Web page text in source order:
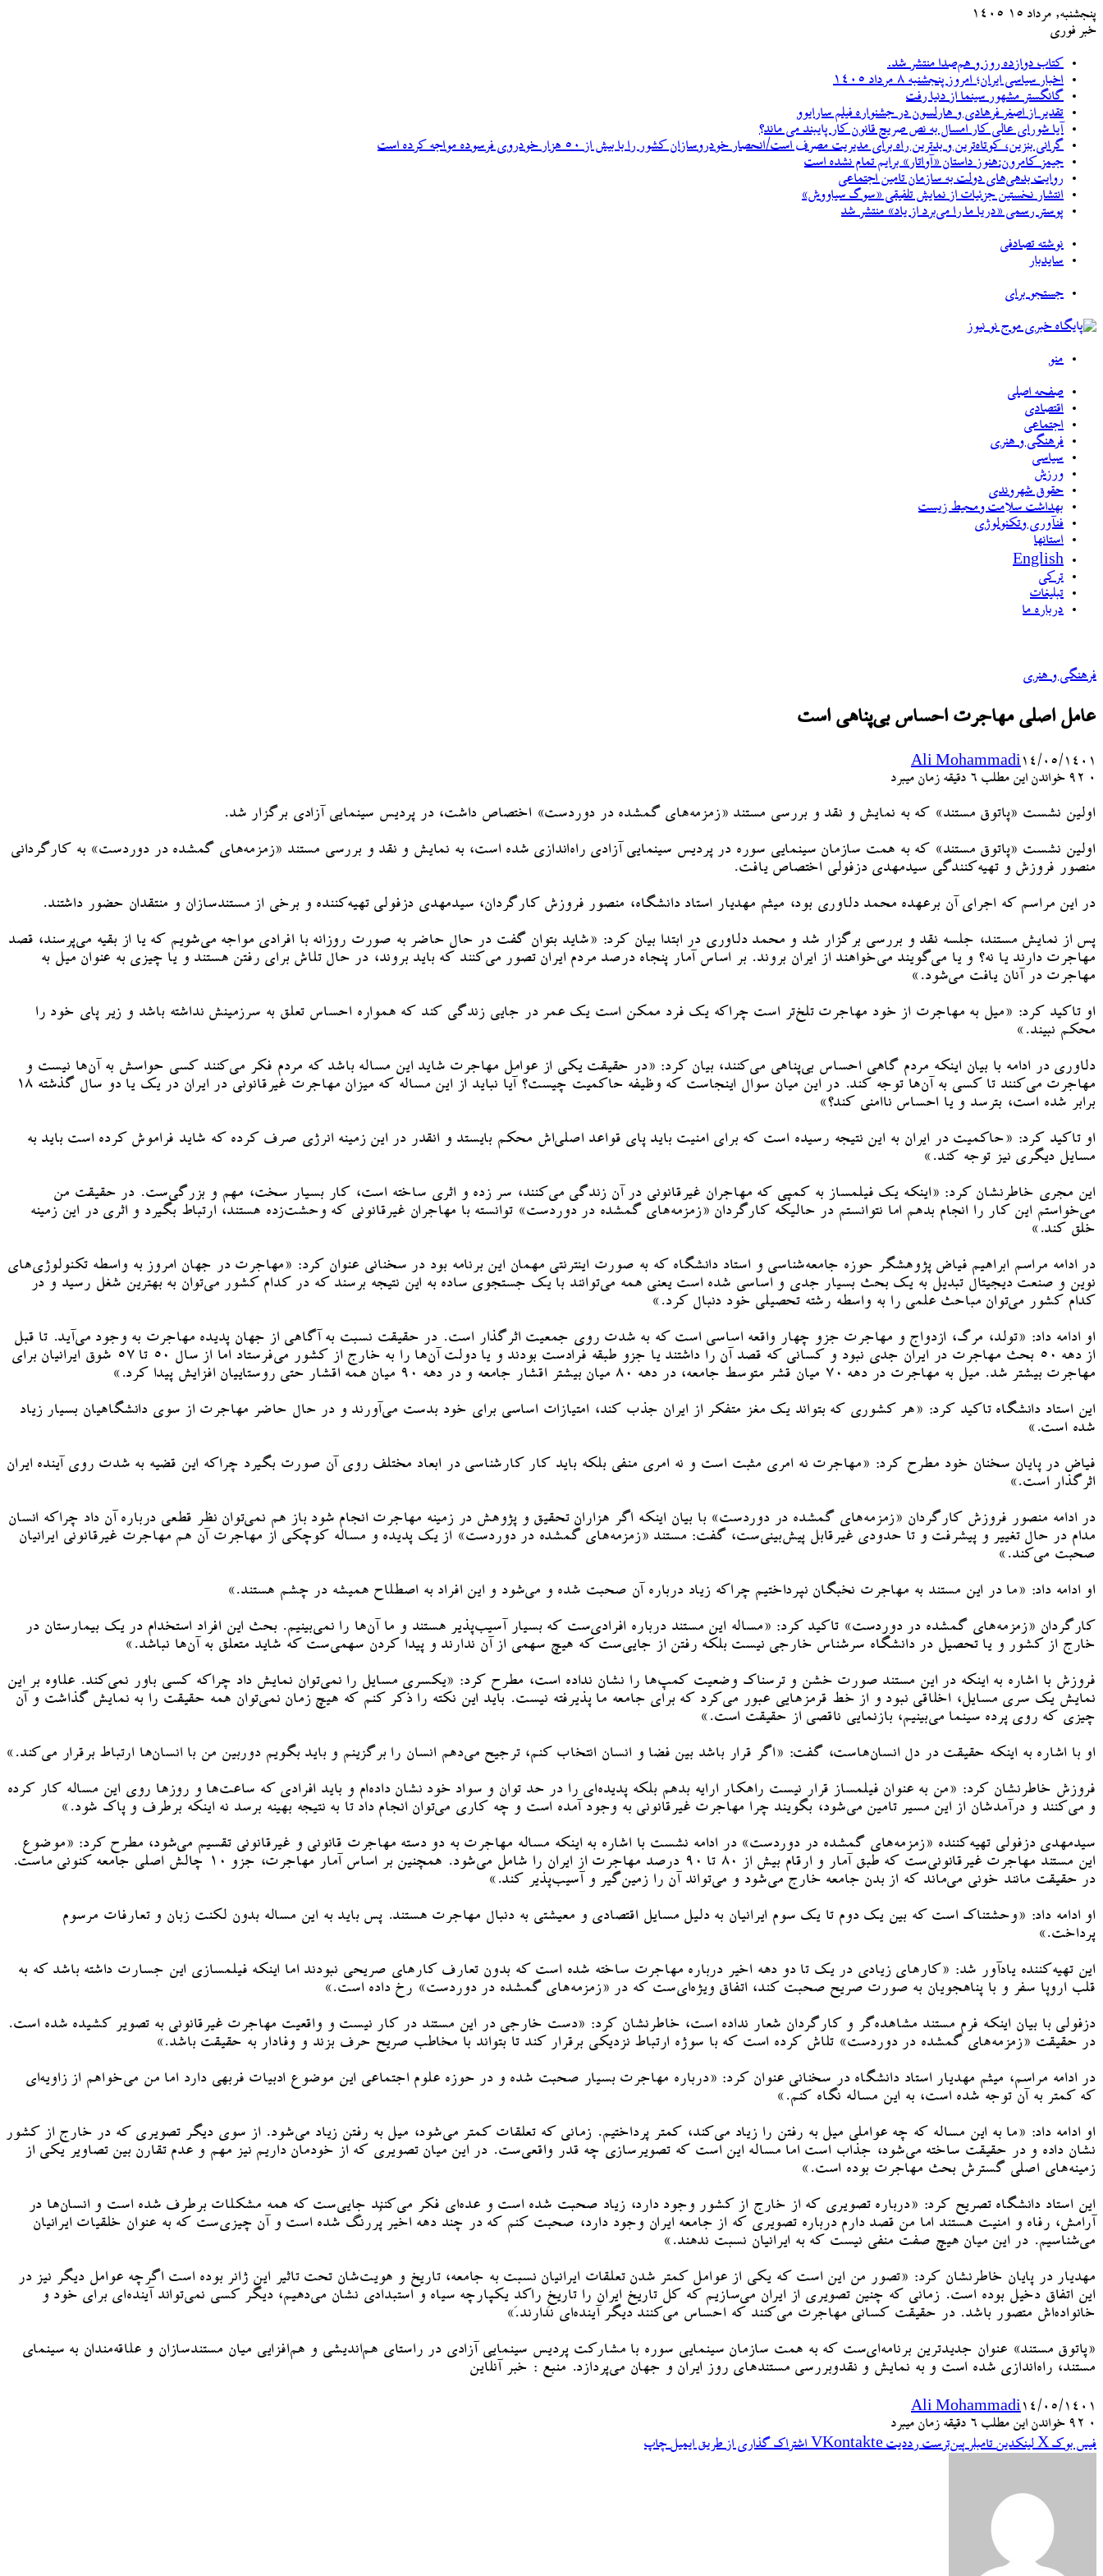
پنجشنبه, مرداد ۱۵ ۱۴۰۵
خبر فوری
کتاب دوازده روز و هم‌صدا منتشر شد.
اخبار سیاسی ایران؛ امروز پنجشنبه ۸ مرداد ۱۴۰۵
گانگستر مشهور سینما از دنیا رفت
تقدیر از اصغر فرهادی و هارلسون در جشنواره فیلم سارایوو
آیا شورای عالی کار امسال به نص صریح قانون کار پایبند می ماند؟
گرانی بنزین، کوتاه‌ترین و بدترین راه برای مدیریت مصرف است/انحصار خودروسازان کشور را با بیش از ۵۰ هزار خودروی فرسوده مواجه کرده است
جیمز کامرون:هنوز داستان «آواتار» برایم تمام نشده است
روایت بدهی‌های دولت به سازمان تامین اجتماعی
انتشار نخستین جزئیات از نمایش تلفیقی «سوگ سیاووش»
پوستر رسمی «دریا ما را می‌برد از یاد» منتشر شد
نوشته تصادفی
سایدبار
جستجو برای
منو
صفحه اصلی
اقتصادی
اجتماعی
فرهنگی و هنری
سیاسی
ورزش
حقوق شهروندی
بهداشت سلامت ومحیط زیست
فنآوری وتکنولوژی
استانها
English
ترکی
تبلیغات
درباره ما
فرهنگی و هنری
عامل اصلی مهاجرت احساس بی‌پناهی است
Ali Mohammadi۱۴/۰۵/۱۴۰۱
۰
خواندن این مطلب 6 دقیقه زمان میبرد
اولین نشست «پاتوق مستند» که به نمایش و نقد و بررسی مستند «زمزمه‌های گمشده در دوردست» اختصاص داشت، در پردیس سینمایی آزادی برگزار شد.
اولین نشست «پاتوق مستند» که به همت سازمان سینمایی سوره در پردیس سینمایی آزادی راه‌اندازی شده است، به نمایش و نقد و بررسی مستند «زمزمه‌های گمشده در دوردست» به کارگردانی
منصور فروزش و تهیه‌کنندگی سیدمهدی دزفولی اختصاص یافت.
در این مراسم که اجرای آن برعهده محمد دلاوری بود، میثم مهدیار استاد دانشگاه، منصور فروزش کارگردان، سیدمهدی دزفولی تهیه‌کننده و برخی از مستندسازان و منتقدان حضور داشتند.
پس از نمایش مستند، جلسه نقد و بررسی برگزار شد و محمد دلاوری در ابتدا بیان کرد: «شاید بتوان گفت در حال حاضر به صورت روزانه با افرادی مواجه می‌شویم که یا از بقیه می‌پرسند، قصد
مهاجرت دارند یا نه؟ و یا می‌گویند می‌خواهند از ایران بروند. بر اساس آمار پنجاه درصد مردم ایران تصور می‌کنند که باید بروند، در حال تلاش برای رفتن هستند و یا چیزی به عنوان میل به
مهاجرت در آنان یافت می‌شود.»
او تاکید کرد: «میل به مهاجرت از خود مهاجرت تلخ‌تر است چراکه یک فرد ممکن است یک عمر در جایی زندگی کند که همواره احساس تعلق به سرزمینش نداشته باشد و زیر پای خود را
محکم نبیند.»
دلاوری در ادامه با بیان اینکه مردم گاهی احساس بی‌پناهی می‌کنند، بیان کرد: «در حقیقت یکی از عوامل مهاجرت شاید این مساله باشد که مردم فکر می‌کنند کسی حواسش به آن‌ها نیست و
مهاجرت می‌کنند تا کسی به آن‌ها توجه کند. در این میان سوال اینجاست که وظیفه حاکمیت چیست؟ آیا نباید از این مساله که میزان مهاجرت غیرقانونی در ایران در یک یا دو سال گذشته ۱۸
برابر شده است، بترسد و یا احساس ناامنی کند؟»
او تاکید کرد: «حاکمیت در ایران به این نتیجه رسیده است که برای امنیت باید پای قواعد اصلی‌اش محکم بایستد و انقدر در این زمینه انرژی صرف کرده که شاید فراموش کرده است باید به
مسایل دیگری نیز توجه کند.»
این مجری خاطرنشان کرد: «اینکه یک فیلمساز به کمپی که مهاجران غیرقانونی در آن زندگی می‌کنند، سر زده و اثری ساخته است، کار بسیار سخت، مهم و بزرگی‌ست. در حقیقت من
می‌خواستم این کار را انجام بدهم اما نتوانستم در حالیکه کارگردان «زمزمه‌های گمشده در دوردست» توانسته با مهاجران غیرقانونی که وحشت‌زده هستند، ارتباط بگیرد و اثری در این زمینه
خلق کند.»
در ادامه مراسم ابراهیم فیاض پژوهشگر حوزه جامعه‌شناسی و استاد دانشگاه که به صورت اینترنتی مهمان این برنامه بود در سخنانی عنوان کرد: «مهاجرت در جهان امروز به واسطه تکنولوژی‌های
نوین و صنعت دیجیتال تبدیل به یک بحث بسیار جدی و اساسی شده است یعنی همه می‌توانند با یک جستجوی ساده به این نتیجه برسند که در کدام کشور می‌توان به بهترین شغل رسید و در
کدام کشور می‌توان مباحث علمی را به واسطه رشته تحصیلی خود دنبال کرد.»
او ادامه داد: «تولد، مرگ، ازدواج و مهاجرت جزو چهار واقعه اساسی‌ است که به شدت روی جمعیت اثرگذار است. در حقیقت نسبت به آگاهی از جهان پدیده مهاجرت به وجود می‌آید. تا قبل
از دهه ۵۰ بحث مهاجرت در ایران جدی نبود و کسانی که قصد آن را داشتند یا جزو طبقه فرادست بودند و یا دولت آن‌ها را به خارج از کشور می‌فرستاد اما از سال ۵۰ تا ۵۷ شوق ایرانیان برای
مهاجرت بیشتر شد. میل به مهاجرت در دهه ۷۰ میان قشر متوسط جامعه، در دهه ۸۰ میان بیشتر اقشار جامعه و در دهه ۹۰ میان همه اقشار حتی روستاییان افزایش پیدا کرد.»
این استاد دانشگاه تاکید کرد: «هر کشوری که بتواند یک مغز متفکر از ایران جذب کند، امتیازات اساسی برای خود بدست می‌آورند و در حال حاضر مهاجرت از سوی دانشگاهیان بسیار زیاد
شده است.»
فیاض در پایان سخنان خود مطرح کرد: «مهاجرت نه امری مثبت‌ است و نه امری منفی‌ بلکه باید کار کارشناسی در ابعاد مختلف روی آن صورت بگیرد چراکه این قضیه به شدت روی آینده ایران
اثرگذار است.»
در ادامه منصور فروزش کارگردان «زمزمه‌های گمشده در دوردست» با بیان اینکه اگر هزاران تحقیق و پژوهش در زمینه مهاجرت انجام شود باز هم نمی‌توان نظر قطعی درباره آن داد چراکه انسان
مدام در حال تغییر و پیشرفت و تا حدودی غیرقابل پیش‌بینی‌ست، گفت: مستند «زمزمه‌های گمشده در دوردست» از یک پدیده و مساله کوچکی از مهاجرت آن هم مهاجرت غیرقانونی ایرانیان
صحبت می‌کند.»
او ادامه داد: «ما در این مستند به مهاجرت نخبگان نپرداختیم چراکه زیاد درباره آن صحبت شده و می‌شود و این افراد به اصطلاح همیشه در چشم هستند.»
کارگردان «زمزمه‌های گمشده در دوردست» تاکید کرد: «مساله این مستند درباره افرادی‌ست که بسیار آسیب‌پذیر هستند و ما آن‌ها را نمی‌بینیم. بحث این افراد استخدام در یک بیمارستان در
خارج از کشور و یا تحصیل در دانشگاه سرشناس خارجی نیست بلکه رفتن از جایی‌ست که هیچ سهمی از آن ندارند و پیدا کردن سهمی‌ست که شاید متعلق به آن‌ها نباشد.»
فروزش با اشاره به اینکه در این مستند صورت خشن و ترسناک وضعیت کمپ‌ها را نشان نداده است، مطرح کرد: «یکسری مسایل را نمی‌توان نمایش داد چراکه کسی باور نمی‌کند. علاوه بر این
نمایش یک سری مسایل، اخلاقی نبود و از خط قرمزهایی عبور می‌کرد که برای جامعه ما پذیرفته نیست. باید این نکته را ذکر کنم که هیچ زمان نمی‌توان همه حقیقت را به نمایش گذاشت و آن
چیزی که روی پرده سینما می‌بینیم، بازنمایی ناقصی از حقیقت است.»
او با اشاره به اینکه حقیقت در دل انسان‌هاست، گفت: «اگر قرار باشد بین فضا و انسان انتخاب کنم، ترجیح می‌دهم انسان را برگزینم و باید بگویم دوربین من با انسان‌ها ارتباط برقرار می‌کند.»
فروزش خاطرنشان کرد: «من به عنوان فیلمساز قرار نیست راهکار ارایه بدهم بلکه پدیده‌ای را در حد توان و سواد خود نشان داده‌ام و باید افرادی که ساعت‌ها و روزها روی این مساله کار کرده
و می‌کنند و درآمدشان از این مسیر تامین می‌شود، بگویند چرا مهاجرت غیرقانونی به وجود آمده است و چه کاری می‌توان انجام داد تا به نتیجه بهینه برسد نه اینکه برطرف و پاک شود.»
سیدمهدی دزفولی تهیه‌کننده «زمزمه‌های گمشده در دوردست» در ادامه نشست با اشاره به اینکه مساله مهاجرت به دو دسته مهاجرت قانونی و غیرقانونی تقسیم می‌شود، مطرح کرد: «موضوع
این مستند مهاجرت غیرقانونی‌ست که طبق آمار و ارقام بیش از ۸۰ تا ۹۰ درصد مهاجرت از ایران را شامل می‌شود. همچنین بر اساس آمار مهاجرت، جزو ۱۰ چالش اصلی جامعه کنونی ماست.
در حقیقت مانند خونی می‌ماند که از بدن جامعه خارج می‌شود و می‌تواند آن را زمین‌گیر و آسیب‌پذیر کند.»
او ادامه داد: «وحشتناک است که بین یک دوم تا یک سوم ایرانیان به دلیل مسایل اقتصادی و معیشتی به دنبال مهاجرت هستند. پس باید به این مساله بدون لکنت زبان و تعارفات مرسوم
پرداخت.»
این تهیه‌کننده یادآور شد: «کارهای زیادی در یک تا دو دهه اخیر درباره مهاجرت ساخته شده است که بدون تعارف کارهای صریحی نبودند اما اینکه فیلمسازی این جسارت داشته باشد که به
قلب اروپا سفر و با پناهجویان به صورت صریح صحبت کند، اتفاق ویژه‌ای‌ست که در «زمزمه‌های گمشده در دوردست» رخ داده است.»
دزفولی با بیان اینکه فرم مستند مشاهده‌گر و کارگردان شعار نداده است، خاطرنشان کرد: «دست خارجی در این مستند در کار نیست و واقعیت مهاجرت غیرقانونی به تصویر کشیده شده است.
در حقیقت «زمزمه‌های گمشده در دوردست» تلاش کرده است که با سوژه ارتباط نزدیکی برقرار کند تا بتواند با مخاطب صریح حرف بزند و وفادار به حقیقت باشد.»
در ادامه مراسم، میثم مهدیار استاد دانشگاه در سخنانی عنوان کرد: «درباره مهاجرت بسیار صحبت شده و در حوزه علوم اجتماعی این موضوع ادبیات فربهی دارد اما من می‌خواهم از زاویه‌ای
که کمتر به آن توجه شده است، به این مساله نگاه کنم.»
او ادامه داد: «ما به این مساله که چه عواملی میل به رفتن را زیاد می‌کند، کمتر پرداختیم. زمانی که تعلقات کمتر می‌شود، میل به رفتن زیاد می‌شود. از سوی دیگر تصویری که در خارج از کشور
نشان داده و در حقیقت ساخته می‌شود، جذاب است اما مساله این است که تصویرسازی چه قدر واقعی‌ست. در این میان تصویری که از خودمان داریم نیز مهم و عدم تقارن بین تصاویر یکی از
زمینه‌های اصلی گسترش بحث مهاجرت بوده است.»
این استاد دانشگاه تصریح کرد: «درباره تصویری که از خارج از کشور وجود دارد، زیاد صحبت شده است و عده‌ای فکر می‌کنند جایی‌ست که همه مشکلات برطرف شده است و انسان‌ها در
آرامش، رفاه و امنیت هستند اما من قصد دارم درباره تصویری که از جامعه ایران وجود دارد، صحبت کنم که در چند دهه اخیر پُررنگ شده است و آن چیزی‌ست که به عنوان خلقیات ایرانیان
می‌شناسیم. در این میان هیچ صفت منفی نیست که به ایرانیان نسبت ندهند.»
مهدیار در پایان خاطرنشان کرد: «تصور من این است که یکی از عوامل کمتر شدن تعلقات ایرانیان نسبت به جامعه، تاریخ و هویت‌شان تحت تاثیر این ژانر بوده است اگرچه عوامل دیگر نیز در
این اتفاق دخیل بوده است. زمانی که چنین تصویری از ایران می‌سازیم که کل تاریخ ایران را تاریخِ راکدِ یکپارچه سیاه و استبدادی نشان می‌دهیم، دیگر کسی نمی‌تواند آینده‌ای برای خود و
خانواده‌اش متصور باشد. در حقیقت کسانی مهاجرت می‌کنند که احساس می‌کنند دیگر آینده‌ای ندارند.»
«پاتوق مستند» عنوان جدیدترین برنامه‌ای‌ست که به همت سازمان سینمایی سوره با مشارکت پردیس سینمایی آزادی در راستای هم‌اندیشی و هم‌افزایی میان مستندسازان و علاقه‌مندان به سینمای
مستند، راه‌اندازی شده است و به نمایش و نقدوبررسی مستندهای روز ایران و جهان می‌پردازد. منبع : خبر آنلاین
Ali Mohammadi۱۴/۰۵/۱۴۰۱
۰
خواندن این مطلب 6 دقیقه زمان میبرد
فیس بوک X لینکدین ‫تامبلر ‫پین‌ترست ‫رددیت ‫VKontakte اشتراک گذاری از طریق ایمیل چاپ